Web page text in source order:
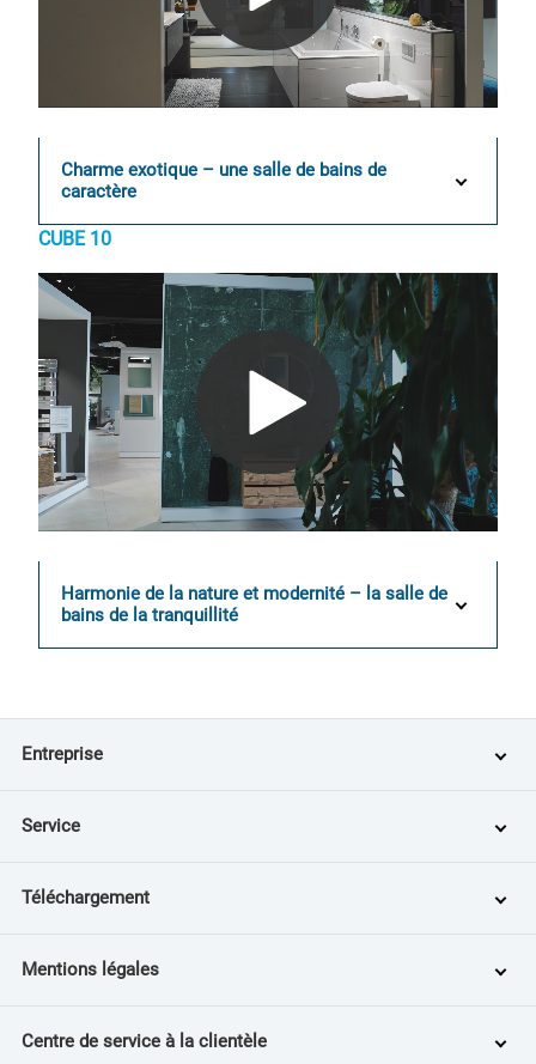
0:00 / 0:11
Charme exotique – une salle de bains de
caractère
CUBE 10
0:00 / 0:17
Harmonie de la nature et modernité – la salle de
bains de la tranquillité
Entreprise
Service
Téléchargement
Mentions légales
Centre de service à la clientèle